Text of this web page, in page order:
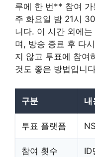
루에 한 번** 참여
주 화요일 밤 21시
니다. 이 시간 외에
며, 방송 종료 후 다
지 않고 투표에 참여
것도 좋은 방법입니
구분 내
투표 플랫폼
참여 횟수 ID